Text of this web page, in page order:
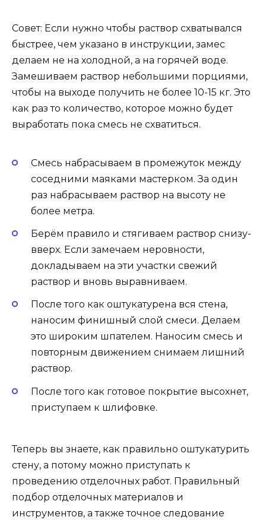
Совет: Если нужно чтобы раствор схватывался
быстрее, чем указано в инструкции, замес
делаем не на холодной, а на горячей воде.
Замешиваем раствор небольшими порциями,
чтобы на выходе получить не более 10-15 кг. Это
как раз то количество, которое можно будет
выработать пока смесь не схватиться.
Смесь набрасываем в промежуток между
соседними маяками мастерком. За один
раз набрасываем раствор на высоту не
более метра.
Берём правило и стягиваем раствор снизу-
вверх. Если замечаем неровности,
докладываем на эти участки свежий
раствор и вновь выравниваем.
После того как оштукатурена вся стена,
наносим финишный слой смеси. Делаем
это широким шпателем. Наносим смесь и
повторным движением снимаем лишний
раствор.
После того как готовое покрытие высохнет,
приступаем к шлифовке.
Теперь вы знаете, как правильно оштукатурить
стену, а потому можно приступать к
проведению отделочных работ. Правильный
подбор отделочных материалов и
инструментов, а также точное следование